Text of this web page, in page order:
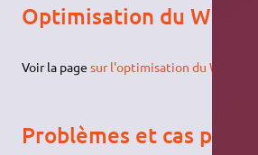
Optimisation du Wifi
Voir la pagesur l'optimisation du Wi-Fi
Problèmes et cas